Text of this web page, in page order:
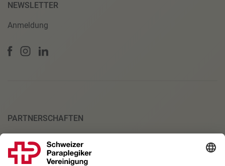
NEWSLETTER
Anmeldung
PARTNERSCHAFTEN